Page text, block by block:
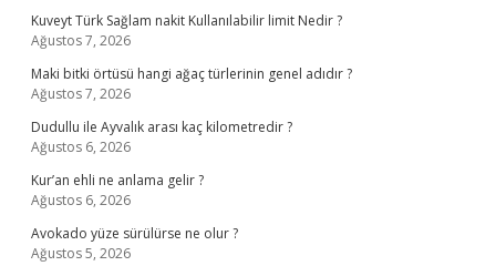
Kuveyt Türk Sağlam nakit Kullanılabilir limit Nedir ?
Ağustos 7, 2026
Maki bitki örtüsü hangi ağaç türlerinin genel adıdır ?
Ağustos 7, 2026
Dudullu ile Ayvalık arası kaç kilometredir ?
Ağustos 6, 2026
Kur’an ehli ne anlama gelir ?
Ağustos 6, 2026
Avokado yüze sürülürse ne olur ?
Ağustos 5, 2026